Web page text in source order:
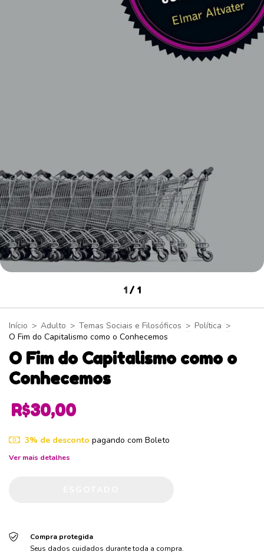
1 / 1
Início > Adulto > Temas Sociais e Filosóficos > Política >
O Fim do Capitalismo como o Conhecemos
O Fim do Capitalismo como o
Conhecemos
R$30,00
3% de desconto pagando com Boleto
Ver mais detalhes
Compra protegida
Seus dados cuidados durante toda a compra.